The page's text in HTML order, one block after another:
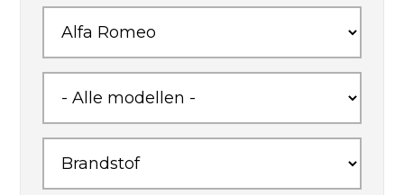
BLOG
WIE ZIJN WIJ
CONTACT